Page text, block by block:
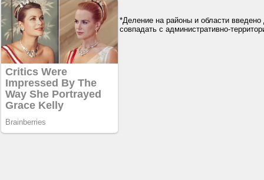
*Деление на районы и области введено
совпадать с административно-